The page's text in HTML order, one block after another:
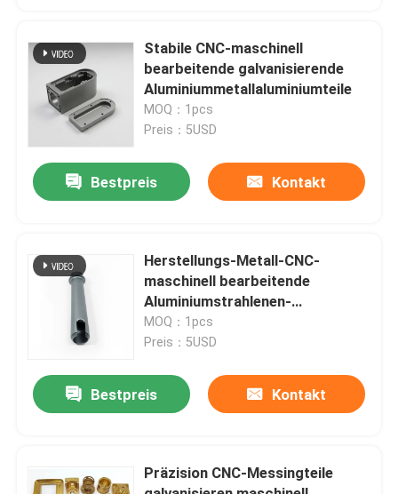
Videos
VR Show
Über uns
Fabrik Tour
Qualitätskontrolle
Referenzen
CNC-Frästeile
Stabile CNC-maschinell
bearbeitende galvanisierende
Aluminiummetallaluminiumteile
MOQ：1pcs
Preis：5USD
Bestpreis Kontakt
Herstellungs-Metall-CNC-
maschinell bearbeitende
Aluminiumstrahlenen-
Aluminiumlegierungs-Teile
MOQ：1pcs
Preis：5USD
Bestpreis Kontakt
Präzision CNC-Messingteile